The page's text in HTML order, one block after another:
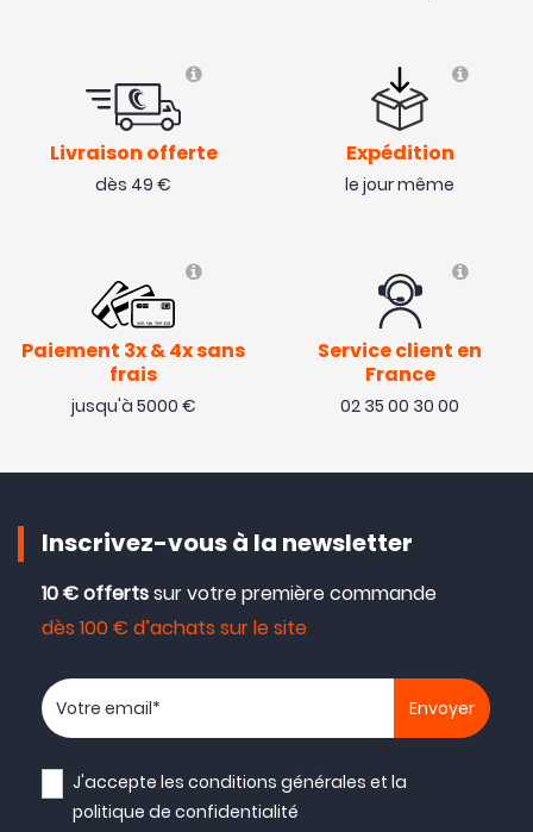
Livraison offerte
dès 49 €
Expédition
le jour même
Paiement 3x & 4x sans
frais
jusqu'à 5000 €
Service client en
France
02 35 00 30 00
Inscrivez-vous à la newsletter
10 € offertssur votre première commande
dès 100 € d’achats sur le site
Votre adresse email
J'accepte lesconditions générales et la
politique de confidentialité